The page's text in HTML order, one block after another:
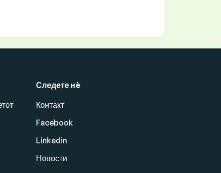
Следете нè
Контакт
Facebook
Linkedin
Новости